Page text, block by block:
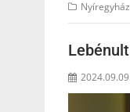
2024.09.09.